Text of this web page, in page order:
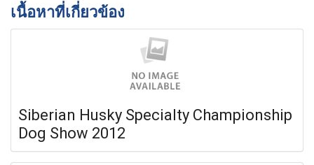
เนื้อหาที่เกี่ยวข้อง
Siberian Husky Specialty Championship
Dog Show 2012